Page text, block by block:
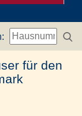
für den